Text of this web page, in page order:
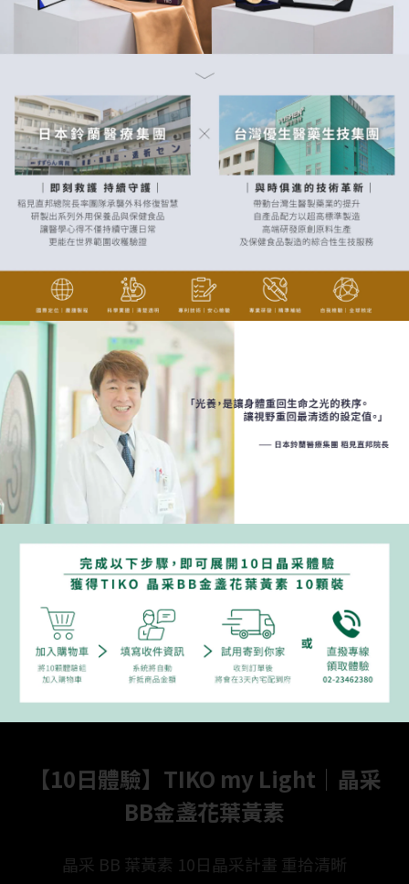
【10日體驗】TIKO my Light｜晶采
BB金盞花葉黃素
晶采 BB 葉黃素 10日晶采計畫 重拾清晰